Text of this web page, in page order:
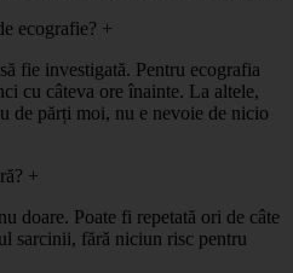
ecografie? +
fie investigată. Pentru ecografia
cu câteva ore înainte. La altele,
de părți moi, nu e nevoie de nicio
+
doare. Poate fi repetată ori de câte
sarcinii, fără niciun risc pentru